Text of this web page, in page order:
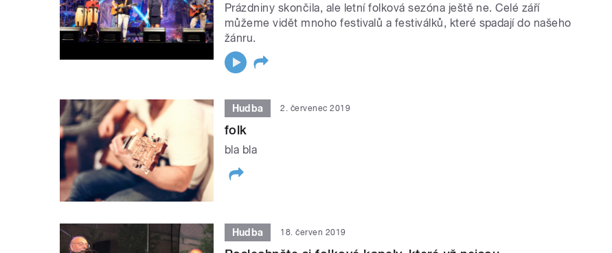
Prázdniny skončila, ale letní folková sezóna ještě ne. Celé září
můžeme vidět mnoho festivalů a festiválků, které spadají do našeho
žánru.
Hudba 2. červenec 2019
folk
bla bla
Hudba 18. červen 2019